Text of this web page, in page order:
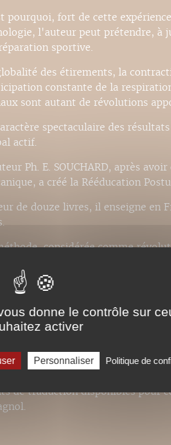
pourquoi, fort de cette
l'auteur peut prétendre, à
sportive.
des étirements, la
constante de la
sont autant de révolutions
spectaculaire des
actif.
Ph. E. SOUCHARD, après
a créé la Rééducation
de douze livres, il enseigne en
considérée comme
que qui peut le plus,
de la rééducation
!) aux problèmes des sportifs.
de traduction disponibles pour
donne le contrôle sur
activer
Personnaliser Politique de